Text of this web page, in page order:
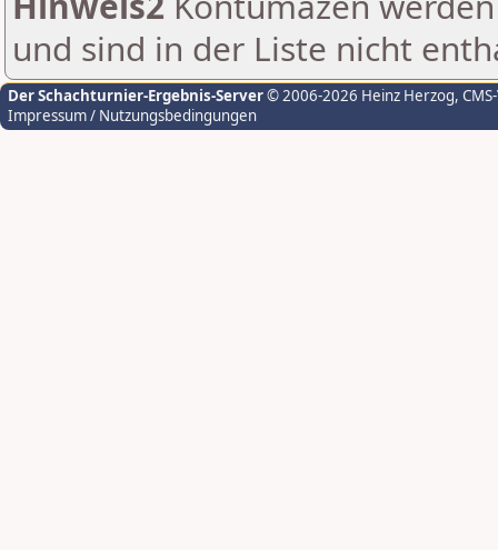
und sind in der Liste nicht
Der Schachturnier-Ergebnis-Server© 2006-2026 Heinz Herzog,
Impressum / Nutzungsbedingungen